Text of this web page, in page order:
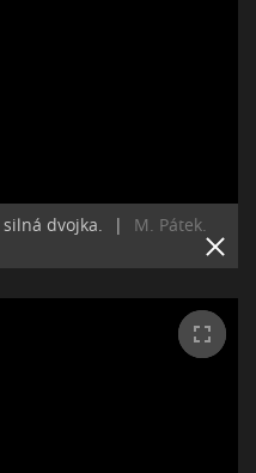
dvojka. |
M. Pátek.